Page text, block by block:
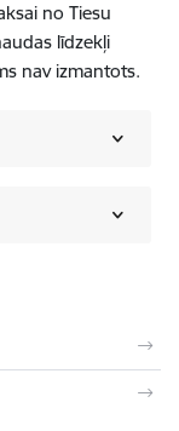
no Tiesu
līdzekļi
nav izmantots.